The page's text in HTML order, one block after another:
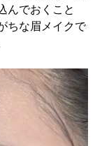
んでおくこと
ちな眉メイクで